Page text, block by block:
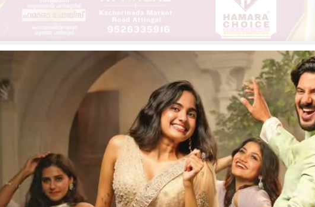
ഓട്ടോറിക്ഷകളുടെ സമാന്തര സർവീസ് ശക്തമാകുന്നതായി പരാതി.
ബസ് ജീവനക്കാരും ഓട്ടോ തൊഴിലാളികളും തമ്മിൽ
സർവീസ് നടത്തുന്നതിനെ തുടർന്ന് യാത്രക്കാരുടെ കുറവ്
പരാതിപ്പെടുന്നു. അയിലത്തിൽ നിന്ന് സ്വകാര്യ ബസ് സർവീസ്
മുമ്പായി യാത്രക്കാരെ കയറ്റി സർവീസ് നടത്തുന്നതായി ബസ്